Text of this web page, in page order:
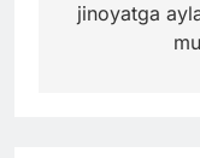
jinoyatga